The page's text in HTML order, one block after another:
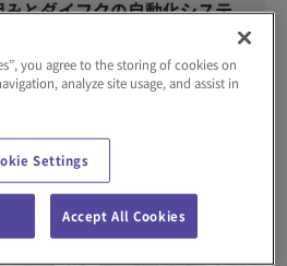
とダイフクの自動化システ
#空港
you agree to the storing of cookies on
analyze site usage, and assist in
Settings
Accept All Cookies